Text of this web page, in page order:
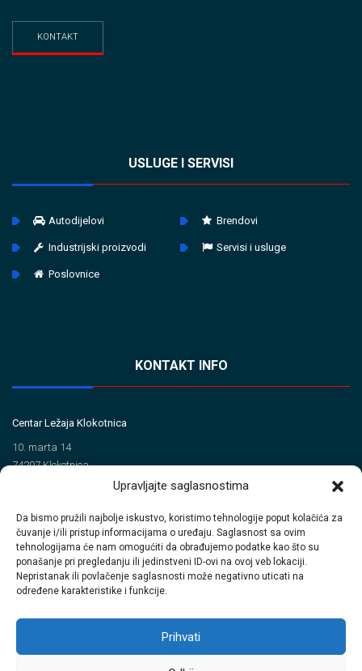
Upravljajte saglasnostima
Da bismo pružili najbolje iskustvo, koristimo tehnologije poput kolačića za
čuvanje i/ili pristup informacijama o uređaju. Saglasnost sa ovim
tehnologijama će nam omogućiti da obrađujemo podatke kao što su
ponašanje pri pregledanju ili jedinstveni ID-ovi na ovoj veb lokaciji.
Nepristanak ili povlačenje saglasnosti može negativno uticati na
određene karakteristike i funkcije.
Prihvati
KONTAKT
USLUGE I SERVISI
Autodijelovi Brendovi
Industrijski proizvodi Servisi i usluge
Poslovnice
KONTAKT INFO
Centar Ležaja Klokotnica
10. marta 14
74207 Klokotnica
+387 35 720 560 (Tel)
+387 35 720 414 (Fax)
Email
info@clkinterpromet.com